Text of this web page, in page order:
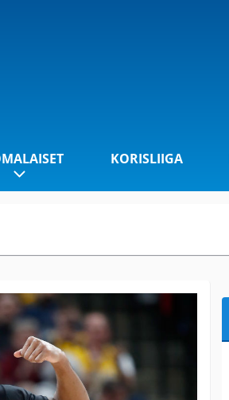
KORISLIIGA